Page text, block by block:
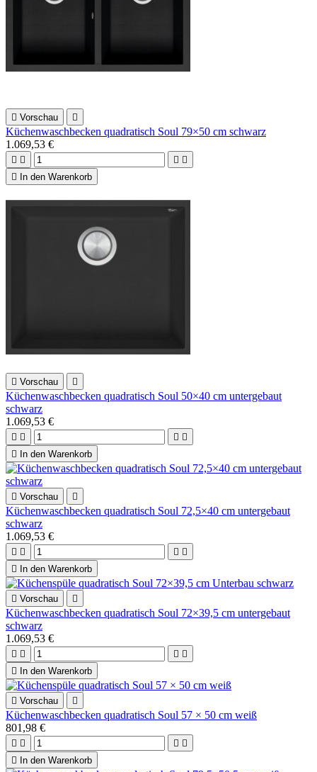
 Vorschau 
Küchenwaschbecken quadratisch Soul 79×50 cm schwarz
1.069,53 €
   

In den Warenkorb
 Vorschau 
Küchenwaschbecken quadratisch Soul 50×40 cm untergebaut
schwarz
1.069,53 €
   

In den Warenkorb
 Vorschau 
Küchenwaschbecken quadratisch Soul 72,5×40 cm untergebaut
schwarz
1.069,53 €
   

In den Warenkorb
 Vorschau 
Küchenwaschbecken quadratisch Soul 72×39,5 cm untergebaut
schwarz
1.069,53 €
   

In den Warenkorb
 Vorschau 
Küchenwaschbecken quadratisch Soul 57 × 50 cm weiß
801,98 €
   

In den Warenkorb